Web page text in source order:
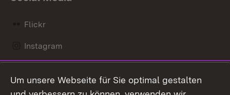
Flickr
Instagram
Mastodon
Um unsere Webseite für Sie optimal gestalten